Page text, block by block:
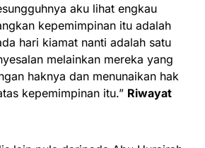
aku lihat engkau
kepemimpinan itu adalah
hari kiamat nanti adalah satu
melainkan mereka yang
haknya dan menunaikan hak
kepemimpinan itu.” Riwayat